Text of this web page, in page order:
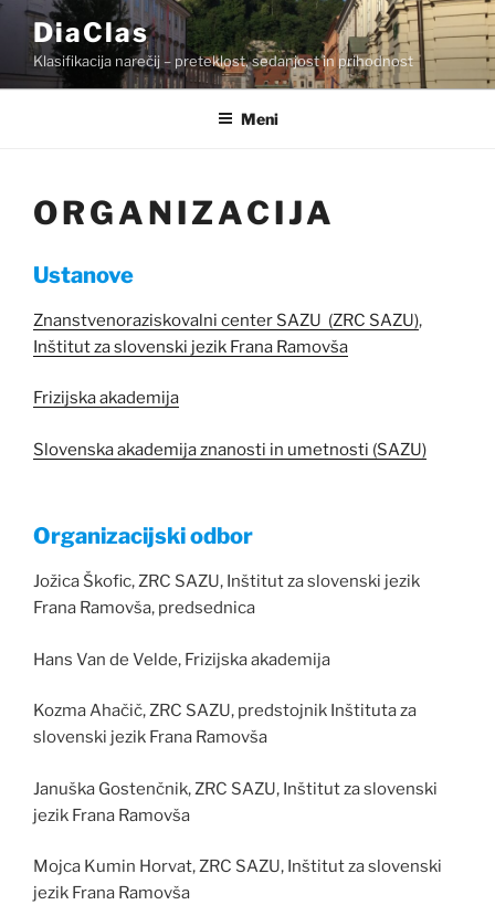
Skoči
vsebino
DiaClas
Klasifikacija narečij – preteklost, sedanjost in prihodnost
Meni
ORGANIZACIJA
Ustanove
Znanstvenoraziskovalni center SAZU (ZRC SAZU),
Inštitut za slovenski jezik Frana Ramovša
Frizijska akademija
Slovenska akademija znanosti in umetnosti (SAZU)
Organizacijski odbor
Jožica Škofic, ZRC SAZU, Inštitut za slovenski jezik
Frana Ramovša, predsednica
Hans Van de Velde, Frizijska akademija
Kozma Ahačič, ZRC SAZU, predstojnik Inštituta za
slovenski jezik Frana Ramovša
Januška Gostenčnik, ZRC SAZU, Inštitut za slovenski
jezik Frana Ramovša
Mojca Kumin Horvat, ZRC SAZU, Inštitut za slovenski
jezik Frana Ramovša